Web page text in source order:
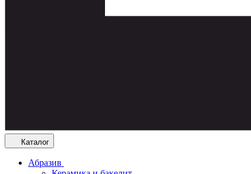
Каталог
Абразив